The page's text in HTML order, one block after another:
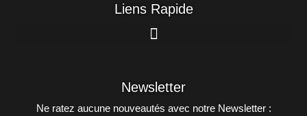
Liens Rapide
Newsletter
Ne ratez aucune nouveautés avec notre Newsletter :